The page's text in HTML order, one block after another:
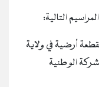
التالية:
أرضية في ولاية
الوطنية